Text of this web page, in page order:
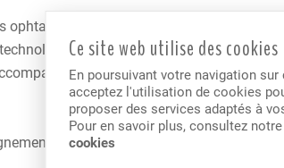
les verres de contact et les
dans votre choix de lunettes de
raison pour laquelle la clinique
Ce site web utilise des cookies
En poursuivant votre navigation sur
acceptez l'utilisation de cookies
proposer des services adaptés à
Pour en savoir plus, consultez notre
cookies